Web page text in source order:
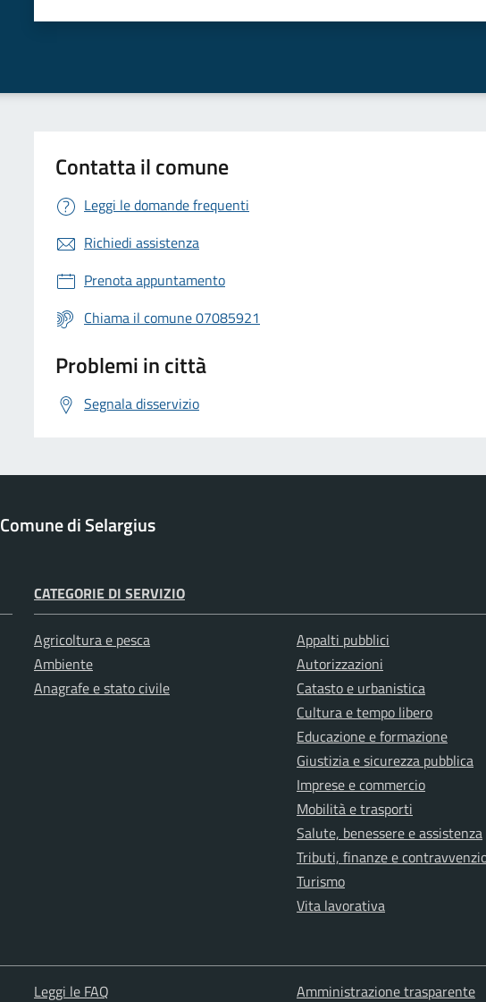
Contatta il comune
Leggi le domande frequenti
Richiedi assistenza
Prenota appuntamento
Chiama il comune 07085921
Problemi in città
Segnala disservizio
Comune di Selargius
CATEGORIE DI SERVIZIO
Agricoltura e pesca
Ambiente
Anagrafe e stato civile
Appalti pubblici
Autorizzazioni
Catasto e urbanistica
Cultura e tempo libero
Educazione e formazione
Giustizia e sicurezza pubblica
Imprese e commercio
Mobilità e trasporti
Salute, benessere e assistenza
Tributi, finanze e
Turismo
Vita lavorativa
Leggi le FAQ Amministrazione trasparente